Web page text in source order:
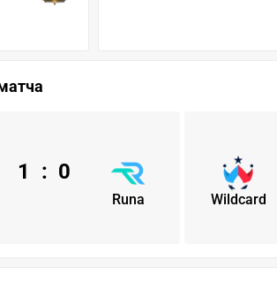
Runa
1 : 0
Wildcard